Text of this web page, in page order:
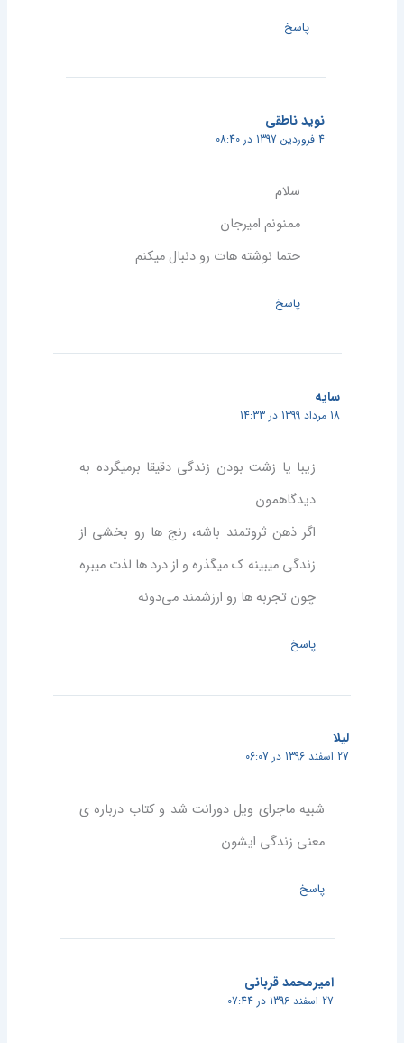
پاسخ
نوید ناطقی
4 فروردین 1397 در 08:40
سلام
ممنونم امیرجان
حتما نوشته هات رو دنبال میکنم
پاسخ
سایه
18 مرداد 1399 در 14:33
زیبا یا زشت بودن زندگی دقیقا برمیگرده به
دیدگاهمون
اگر ذهن ثروتمند باشه، رنج ها رو بخشی از
زندگی میبینه ک میگذره و از درد ها لذت میبره
چون تجربه ها رو ارزشمند می‌دونه
پاسخ
لیلا
27 اسفند 1396 در 06:07
شبیه ماجرای ویل دورانت شد و کتاب درباره ی
معنی زندگی ایشون
پاسخ
امیرمحمد قربانی
27 اسفند 1396 در 07:44